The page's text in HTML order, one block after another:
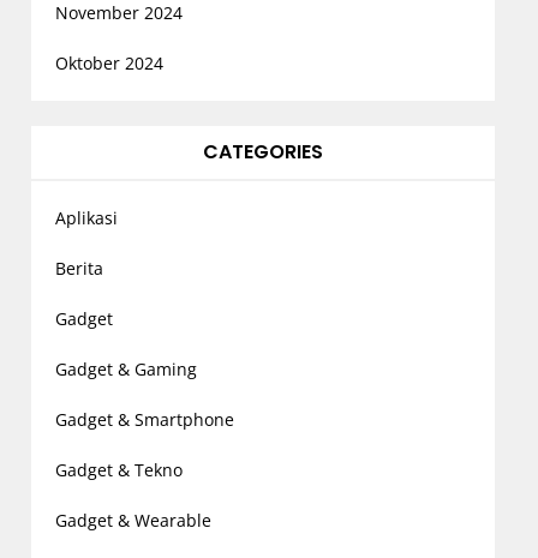
November 2024
Oktober 2024
CATEGORIES
Aplikasi
Berita
Gadget
Gadget & Gaming
Gadget & Smartphone
Gadget & Tekno
Gadget & Wearable